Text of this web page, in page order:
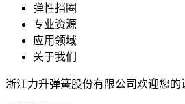
弹性挡圈
专业资源
应用领域
关于我们
浙江力升弹簧股份有限公司欢迎您的